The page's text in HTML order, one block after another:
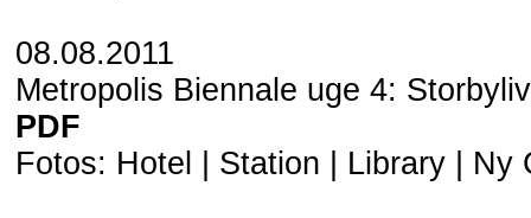
08.08.2011
Metropolis Biennale uge 4:
PDF
Fotos: Hotel Station Library| Ny